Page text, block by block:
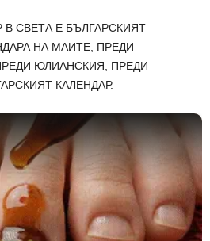
СВЕТА Е БЪЛГАРСКИЯТ
НА МАИТЕ, ПРЕДИ
ЮЛИАНСКИЯ, ПРЕДИ
КАЛЕНДАР.